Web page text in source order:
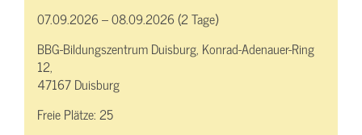
07.09.2026 – 08.09.2026 (2 Tage)
BBG-Bildungszentrum Duisburg, Konrad-Adenauer-Ring
12,
47167 Duisburg
Freie Plätze:25